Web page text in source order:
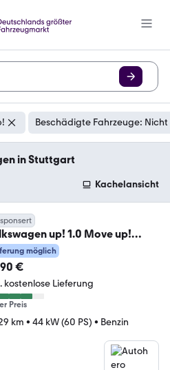
Beschädigte Fahrzeuge:
in Stuttgart
Kachelansicht
up! 1.0 Move up!
möglich
€
kostenlose Lieferung
Preis
km • 44 kW (60 PS) • Benzin